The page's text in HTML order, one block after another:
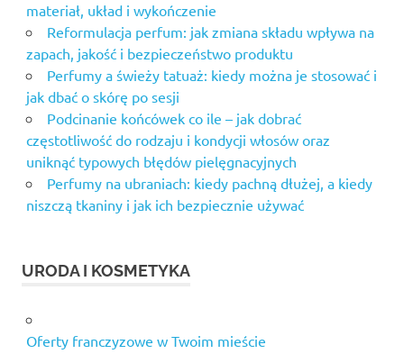
materiał, układ i wykończenie
Reformulacja perfum: jak zmiana składu wpływa na
zapach, jakość i bezpieczeństwo produktu
Perfumy a świeży tatuaż: kiedy można je stosować i
jak dbać o skórę po sesji
Podcinanie końcówek co ile – jak dobrać
częstotliwość do rodzaju i kondycji włosów oraz
uniknąć typowych błędów pielęgnacyjnych
Perfumy na ubraniach: kiedy pachną dłużej, a kiedy
niszczą tkaniny i jak ich bezpiecznie używać
URODA I KOSMETYKA
Oferty franczyzowe w Twoim mieście